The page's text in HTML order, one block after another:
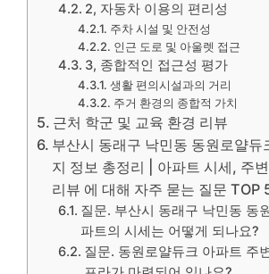
2, 자동차 이용의 편리성
주차 시설 및 안전성
인근 도로 및 아울렛 접근
3, 종합적인 접근성 평가
생활 편의시설과의 거리
주거 환경의 종합적 가치
근처 학군 및 교육 환경 리뷰
부산시 동래구 낙민동 동원로얄듀
지 정보 총정리 | 아파트 시세, 주
리뷰 에 대해 자주 묻는 질문 TOP
질문. 부산시 동래구 낙민동 동
파트의 시세는 어떻게 되나요?
질문. 동원로얄듀크 아파트 주